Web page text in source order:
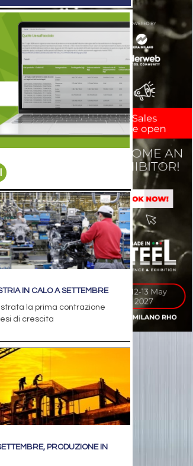
IN CALO A SETTEMBRE
la prima contrazione
di crescita
PRODUZIONE IN